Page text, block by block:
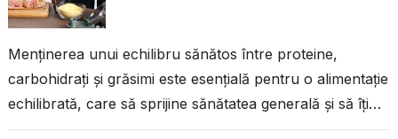
Menținerea unui echilibru sănătos între proteine,
carbohidrați și grăsimi este esențială pentru o alimentație
echilibrată, care să sprijine sănătatea generală și să îți